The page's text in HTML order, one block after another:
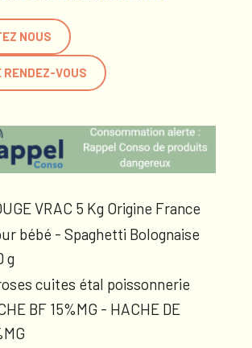
NOUS
RENDEZ-VOUS
VRAC 5 Kg Origine France
bébé - Spaghetti Bolognaise
g
cuites étal poissonnerie
BF 15%MG - HACHE DE